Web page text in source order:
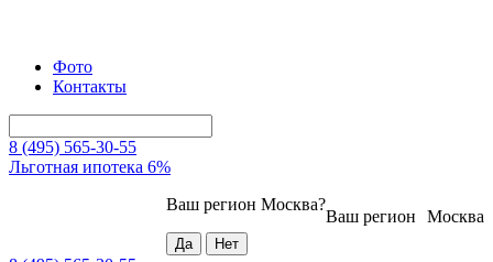
Фото
Контакты
8 (495) 565-30-55
Льготная ипотека 6%
Москва
Ваш регион
Ваш регион Москва?